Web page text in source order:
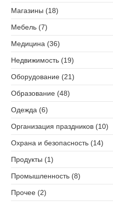
Магазины (18)
Мебель (7)
Медицина (36)
Недвижимость (19)
Оборудование (21)
Образование (48)
Одежда (6)
Организация праздников (10)
Охрана и безопасность (14)
Продукты (1)
Промышленность (8)
Прочее (2)